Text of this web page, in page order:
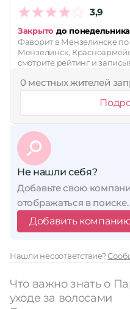
3,9
Закрыто до
Фаворит в Мензелинске по
Мензелинск,
смотрите рейтинг и
0 местных жителей
Не нашли себя?
Добавьте свою
отображаться в поиске.
Добавить
Нашли несоответствие?
Что важно знать о
уходе за волосами